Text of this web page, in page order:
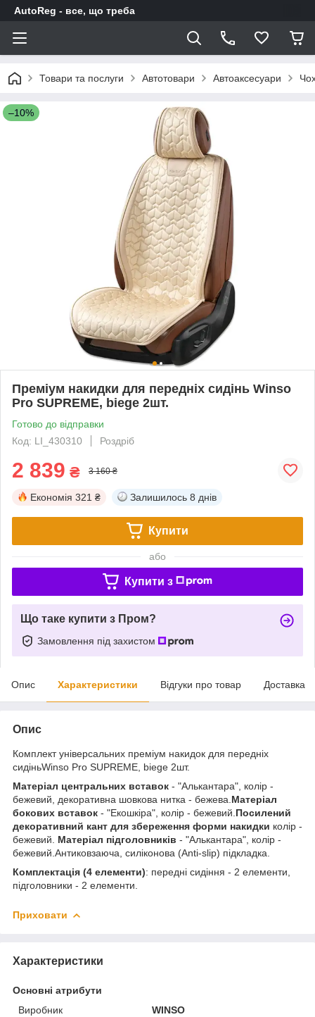
AutoReg - все, що треба
Товари та послуги Автотовари Автоаксесуари
–10%
Преміум накидки для передніх сидінь Winso
Pro SUPREME, biege 2шт.
Готово до відправки
Код: LI_430310
Роздріб
2 839 ₴ 3 160 ₴
Економія 321 ₴ Залишилось 8 днів
Купити
або
Купити з
Що таке купити з Пром?
Замовлення під захистом
Опис Характеристики Відгуки про товар Доставка
Опис
Комплект універсальних преміум накидок для передніх
сидіньWinso Pro SUPREME, biege 2шт.
Матеріал центральних вставок - "Алькантара", колір -
бежевий, декоративна шовкова нитка - бежева. Матеріал
бокових вставок - "Екошкіра", колір - бежевий. Посилений
декоративний кант для збереження форми накидки колір -
бежевий. Матеріал підголовників - "Алькантара", колір -
бежевий.Антиковзаюча, силіконова (Anti-slip) підкладка.
Комплектація (4 елементи): передні сидіння - 2 елементи,
підголовники - 2 елементи.
Приховати
Характеристики
Основні атрибути
Виробник
WINSO